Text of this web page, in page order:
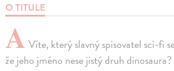
O TITULE
A Víte, který slavný spisovatel sci-fi
že jeho jméno nese jistý druh